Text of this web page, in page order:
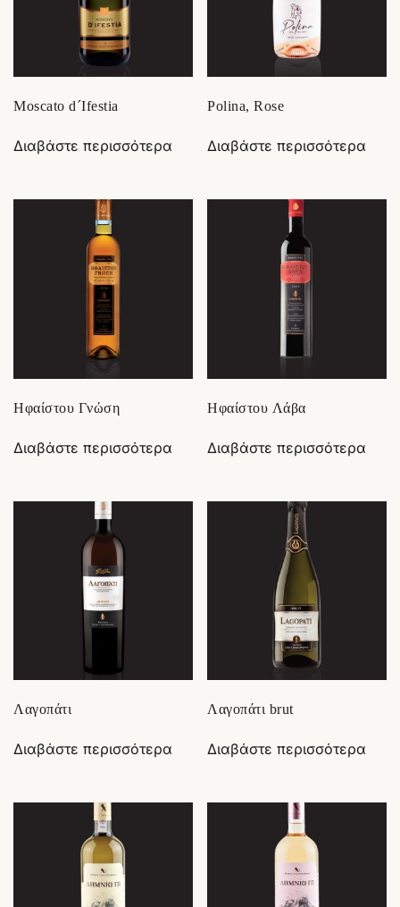
Moscato d´Ifestia
Διαβάστε περισσότερα
Polina, Rose
Διαβάστε περισσότερα
Ηφαίστου Γνώση
Διαβάστε περισσότερα
Ηφαίστου Λάβα
Διαβάστε περισσότερα
Λαγοπάτι
Διαβάστε περισσότερα
Λαγοπάτι brut
Διαβάστε περισσότερα